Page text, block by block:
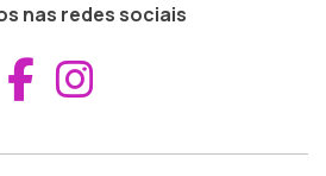
nas redes sociais
Aceder ao